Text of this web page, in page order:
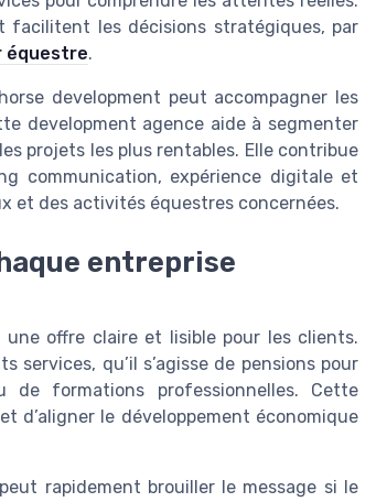
facilitent les décisions stratégiques, par
équestre.
development peut accompagner les
development agence aide à segmenter
projets les plus rentables. Elle contribue
communication, expérience digitale et
et des activités équestres concernées.
entreprise
offre claire et lisible pour les clients.
qu’il s’agisse de pensions pour
de formations professionnelles. Cette
le développement économique
rapidement brouiller le message si le